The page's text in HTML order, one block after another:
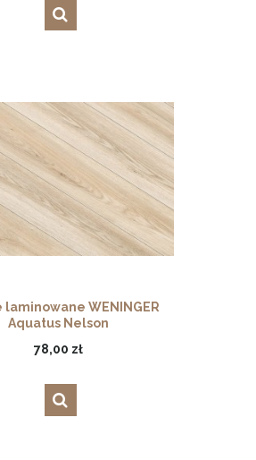
laminowane WENINGER
Aquatus Nelson
78,00 zł